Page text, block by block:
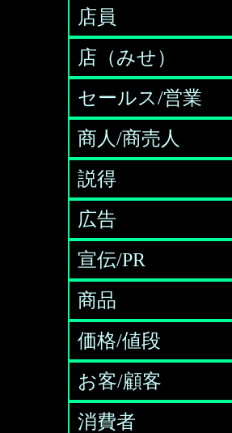
店員
店（みせ）
セールス/営業
商人/商売人
説得
広告
宣伝/PR
商品
価格/値段
お客/顧客
消費者